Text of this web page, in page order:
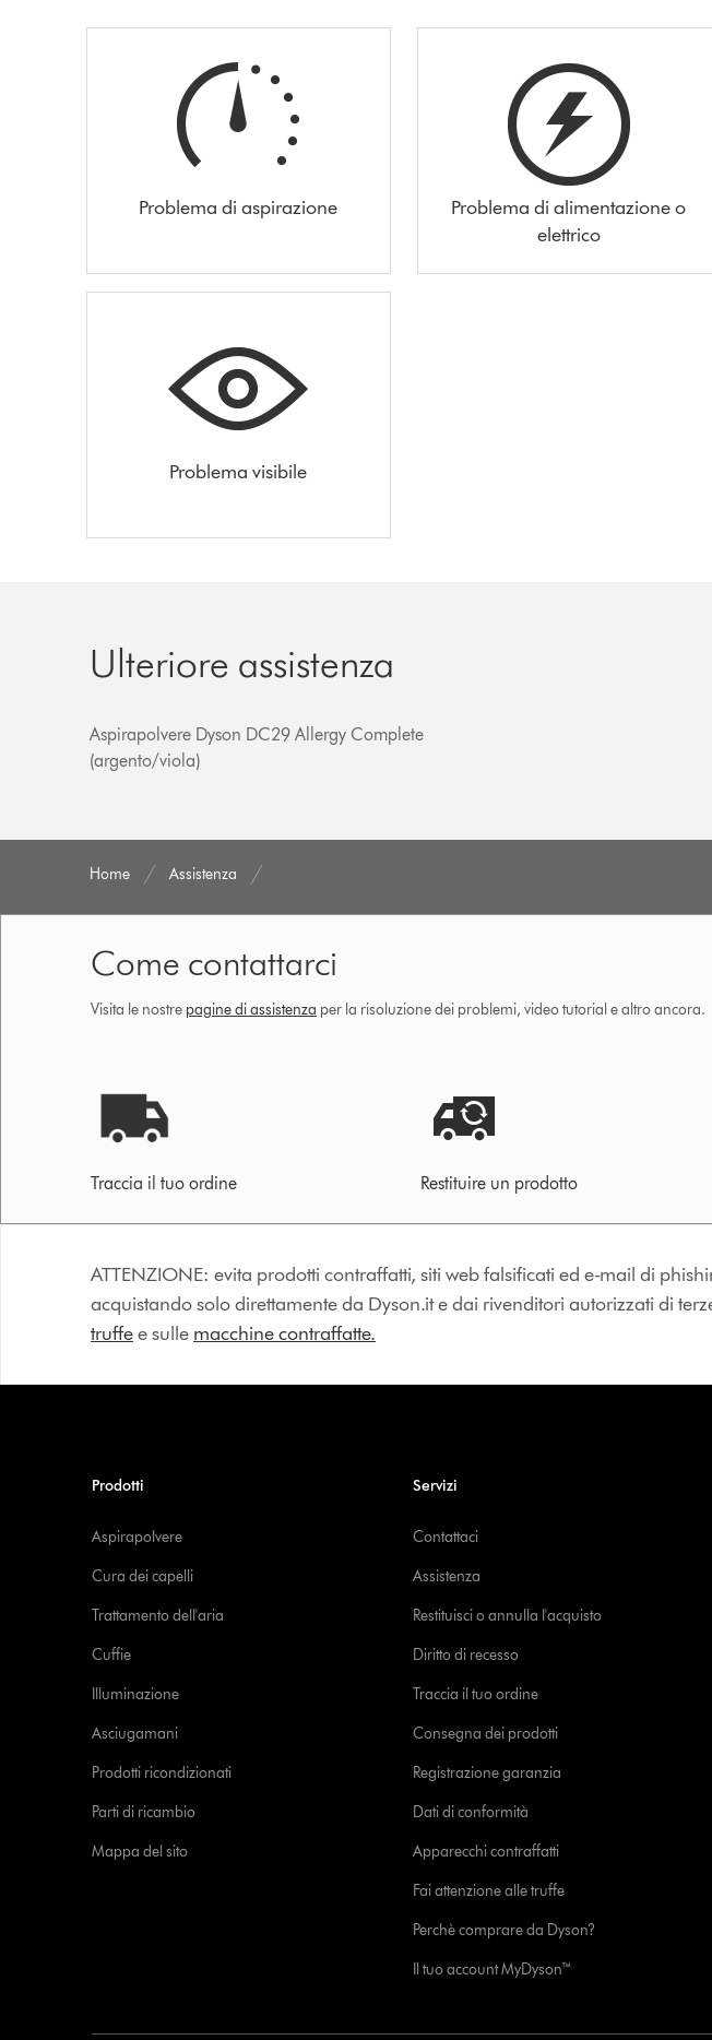
Problema di aspirazione
Problema di alimentazione o
elettrico
Problema visibile
Ulteriore assistenza
Aspirapolvere Dyson DC29 Allergy Complete
(argento/viola)
Home Assistenza
Come contattarci
Visita le nostre pagine di assistenza per la risoluzione dei problemi, video tutorial e altro ancora.
Traccia il tuo ordine Restituire un prodotto
ATTENZIONE: evita prodotti contraffatti, siti web falsificati ed e-mail di
acquistando solo direttamente da Dyson.it e dai rivenditori autorizzati di
truffee sulle macchine contraffatte.
Prodotti
Aspirapolvere
Cura dei capelli
Trattamento dell'aria
Cuffie
Illuminazione
Asciugamani
Prodotti ricondizionati
Parti di ricambio
Mappa del sito
Servizi
Contattaci
Assistenza
Restituisci o annulla l'acquisto
Diritto di recesso
Traccia il tuo ordine
Consegna dei prodotti
Registrazione garanzia
Dati di conformità
Apparecchi contraffatti
Fai attenzione alle truffe
Perchè comprare da Dyson?
Il tuo account MyDyson™